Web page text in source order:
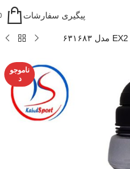
پیگیری سفارشات
ناموجو
د